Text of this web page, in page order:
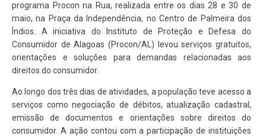
programa Procon na Rua, realizada entre os dias 28 e 30 de
maio, na Praça da Independência, no Centro de Palmeira dos
Índios. A iniciativa do Instituto de Proteção e Defesa do
Consumidor de Alagoas (Procon/AL) levou serviços gratuitos,
orientações e soluções para demandas relacionadas aos
direitos do consumidor.
Ao longo dos três dias de atividades, a população teve acesso a
serviços como negociação de débitos, atualização cadastral,
emissão de documentos e orientações sobre direitos do
consumidor. A ação contou com a participação de instituições